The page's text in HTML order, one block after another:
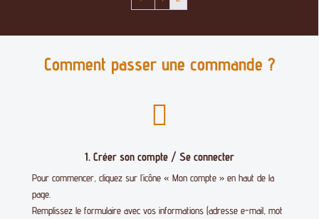
Comment passer une commande ?

1. Créer son compte / Se connecter
Pour commencer, cliquez sur l’icône « Mon compte » en haut de la
page.
Remplissez le formulaire avec vos informations (adresse e-mail, mot